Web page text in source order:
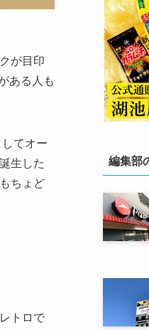
が目印
ある人も
てオー
生した
ちょど
トロで
編集部